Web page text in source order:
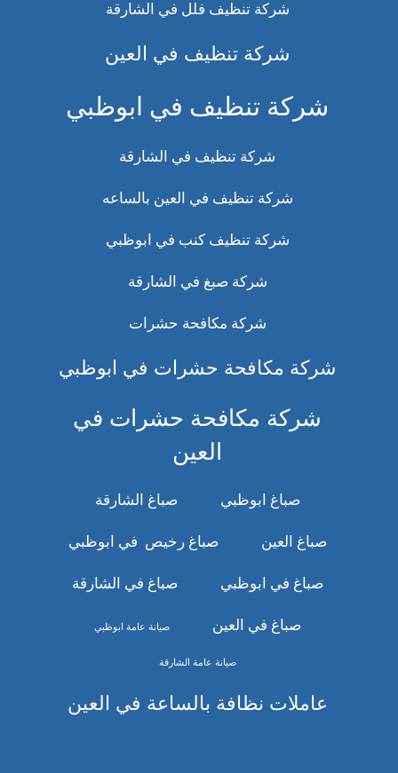
شركة تنظيف فلل في الشارقة
شركة تنظيف في العين
شركة تنظيف في ابوظبي
شركة تنظيف في الشارقة
شركة تنظيف في العين بالساعه
شركة تنظيف كنب في ابوظبي
شركة صبغ في الشارقة
شركة مكافحة حشرات
شركة مكافحة حشرات في ابوظبي
شركة مكافحة حشرات في
العين
صباغ ابوظبي صباغ الشارقة
صباغ العين صباغ رخيص في ابوظبي
صباغ في ابوظبي صباغ في الشارقة
صباغ في العين صيانة عامة ابوظبي
صيانة عامة الشارقة
عاملات نظافة بالساعة في العين